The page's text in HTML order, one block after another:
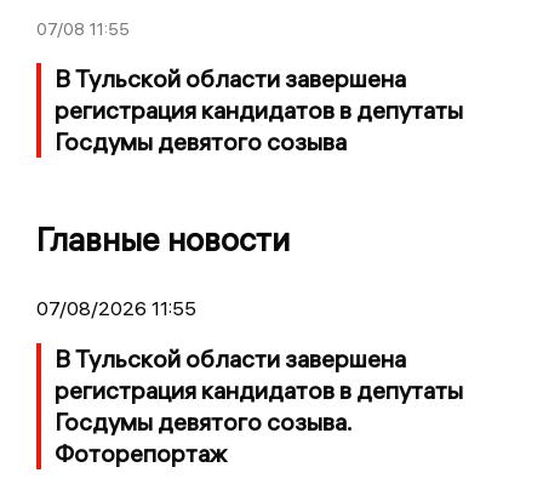
07/08 11:55
В Тульской области завершена
регистрация кандидатов в депутаты
Госдумы девятого созыва
Главные новости
07/08/2026 11:55
В Тульской области завершена
регистрация кандидатов в депутаты
Госдумы девятого созыва.
Фоторепортаж